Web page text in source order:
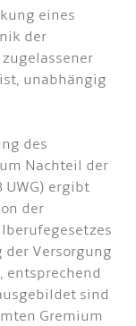
eines
der
unabhängig
des
Nachteil der
UWG) ergibt
der
der Versorgung
entsprechend
sind
Gremium